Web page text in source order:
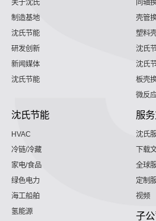
关于沈氏
制造基地
沈氏节能
研发创新
新闻媒体
沈氏节能
同轴
壳管
塑料
沈氏
沈氏
板壳
微反
沈氏节能
HVAC
冷链/冷藏
家电/食品
绿色电力
海工船舶
氢能源
服
沈氏
下载
全球
定制
视频
子公